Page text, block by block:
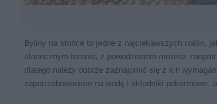
Byliny na słońce to jedne z najciekawszych roślin,
słonecznym terenie, z powodzeniem możesz
dlatego należy dobrze zaznajomić się z ich
zapotrzebowaniem na wodę i składniki